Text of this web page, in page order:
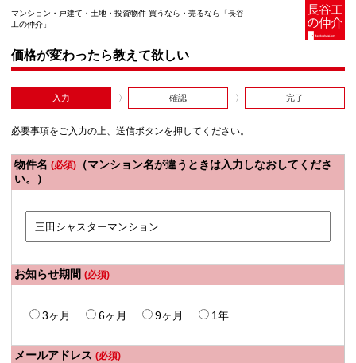
マンション・戸建て・土地・投資物件 買うなら・売るなら「長谷
工の仲介」
価格が変わったら教えて欲しい
入力 確認 完了
必要事項をご入力の上、送信ボタンを押してください。
物件名 (必須) （マンション名が違うときは入力しなおしてくださ
い。）
お知らせ期間 (必須)
3ヶ月 6ヶ月 9ヶ月 1年
メールアドレス (必須)